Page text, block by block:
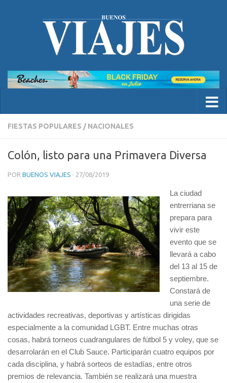
FIESTAS POPULARES / NACIONALES
Colón, listo para una Primavera Diversa
POR BUENOS VIAJES · 27/08/2019
La ciudad
entrerriana se
prepara para
vivir este
evento que se
llevará a cabo
del 13 al 15 de
septiembre.
Constará de
una serie de
actividades recreativas, deportivas y artísticas dirigidas
especialmente a la comunidad LGBT. Entre muchas otras
cosas, habrá torneos cuadrangulares de fútbol 5 y voley, que se
desarrolarán en el Club Sauce. Participarán cuatro equipos por
cada disciplina, y habrá sorteos de estadías, entre otros
premios de relevancia. También se realizará una muestra